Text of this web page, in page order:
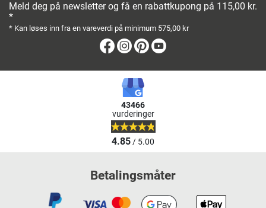
Meld deg på newsletter og få en rabattkupong på 115,00 kr.
*
* Kan løses inn fra en vareverdi på minimum 575,00 kr
Facebook
Instagram
Pinterest
43466
vurderinger
4.85/ 5.00
Betalingsmåter